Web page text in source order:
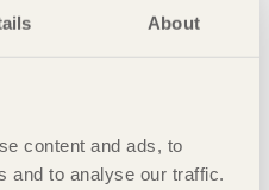
About
content and ads, to
and to analyse our traffic.
och hantering
här:
tra/traforpackningar/